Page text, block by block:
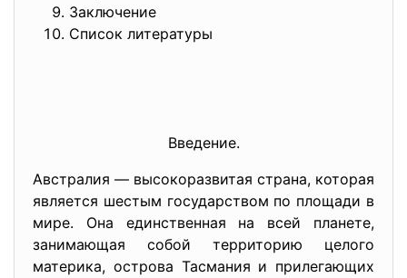
Заключение
Список литературы
Введение.
Австралия — высокоразвитая страна, которая
является шестым государством по площади в
мире. Она единственная на всей планете,
занимающая собой территорию целого
материка, острова Тасмания и прилегающих